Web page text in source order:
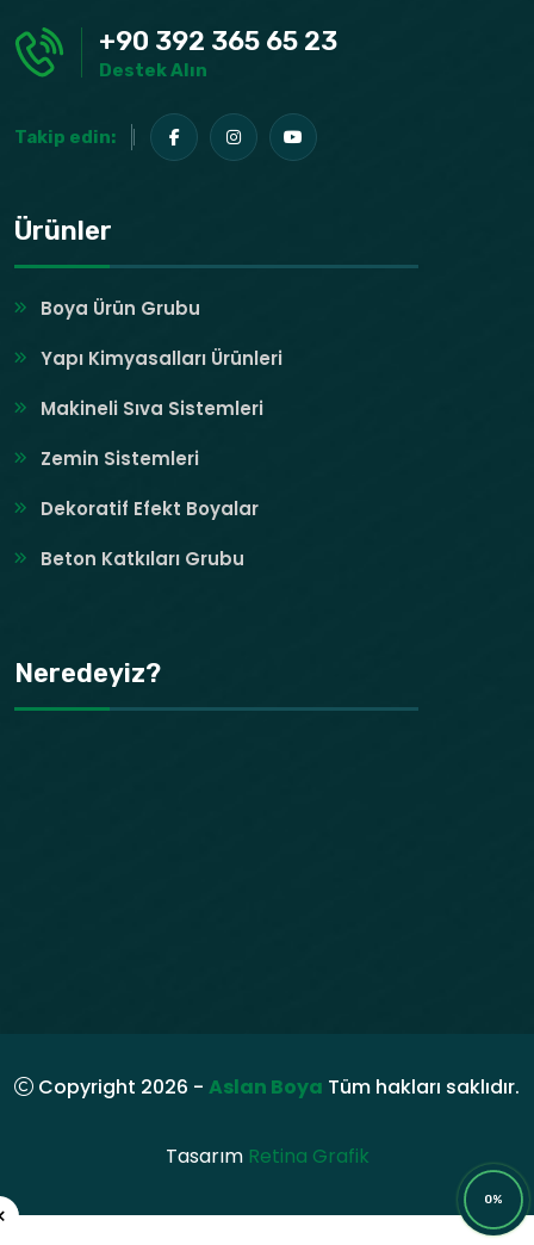
+90 392 365 65 23
Destek Alın
Takip edin:
Ürünler
Boya Ürün Grubu
Yapı Kimyasalları Ürünleri
Makineli Sıva Sistemleri
Zemin Sistemleri
Dekoratif Efekt Boyalar
Beton Katkıları Grubu
Neredeyiz?
Copyright 2026 - Aslan Boya Tüm hakları saklıdır.
Tasarım Retina Grafik
0%